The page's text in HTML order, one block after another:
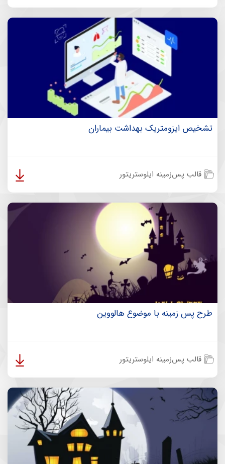
تشخیص ایزومتریک بهداشت بیماران
قالب پس‌زمینه ایلوستریتور
طرح پس زمینه با موضوع هالووین
قالب پس‌زمینه ایلوستریتور